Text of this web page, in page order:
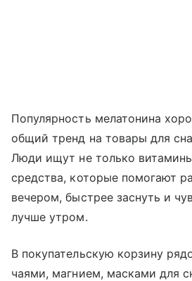
Популярность мелатонина
общий тренд на товары для
Люди ищут не только
средства, которые помогают
вечером, быстрее заснуть и
лучше утром.
В покупательскую корзину
чаями, магнием, масками для